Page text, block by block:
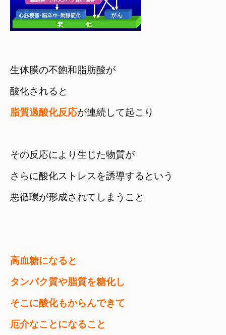
生体膜の不飽和脂肪酸が
酸化されると
脂質過酸化反応が連続して起こり
その反応により生じた物質が
さらに酸化ストレスを誘導するという
悪循環が形成されてしまうこと
高血糖になると
タンパク質や脂質を糖化し
そこに酸化もからんできて
厄介なことになること